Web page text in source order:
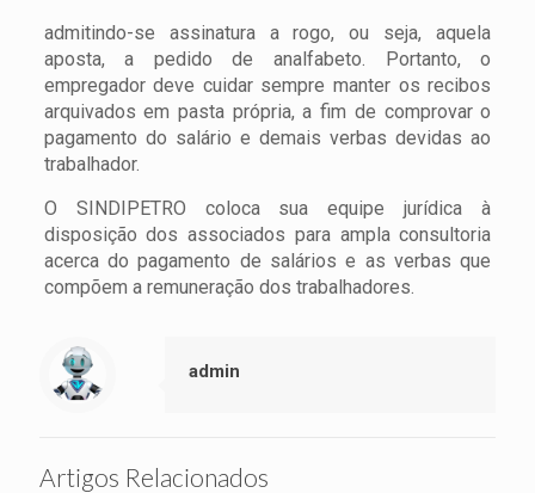
admitindo-se assinatura a rogo, ou seja, aquela
aposta, a pedido de analfabeto. Portanto, o
empregador deve cuidar sempre manter os recibos
arquivados em pasta própria, a fim de comprovar o
pagamento do salário e demais verbas devidas ao
trabalhador.
O SINDIPETRO coloca sua equipe jurídica à
disposição dos associados para ampla consultoria
acerca do pagamento de salários e as verbas que
compõem a remuneração dos trabalhadores.
admin
Artigos Relacionados